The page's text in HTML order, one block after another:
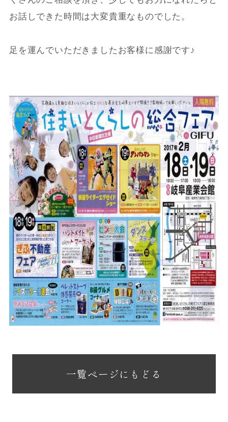
お話しできた時間は大変貴重なものでした。
足を運んでいただきましたお客様に感謝です♪
一覧ページにもどる